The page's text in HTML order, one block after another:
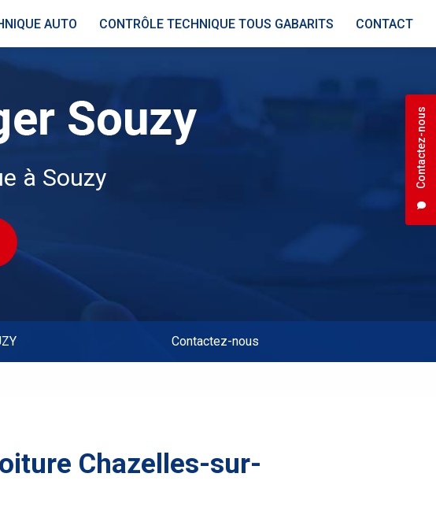
Contactez-nous
AUTO CONTRÔLE TECHNIQUE TOUS GABARITS CONTACT
à Souzy
Contactez-nous
Chazelles-sur-